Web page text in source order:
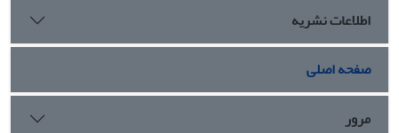
اطلاعات نشریه
صفحه اصلی
مرور